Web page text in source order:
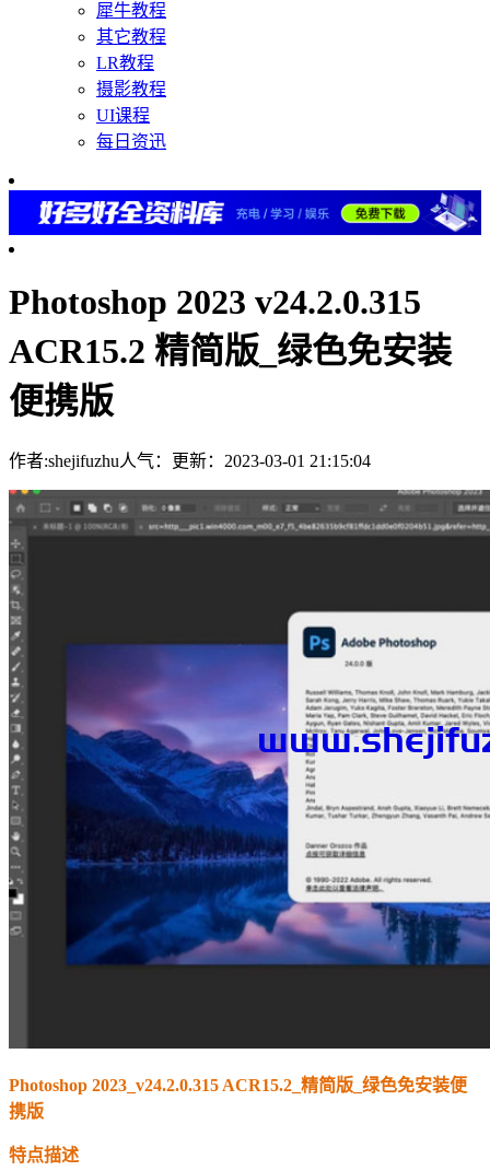
犀牛教程
其它教程
LR教程
摄影教程
UI课程
每日资迅
Photoshop 2023 v24.2.0.315
ACR15.2 精简版_绿色免安装
便携版
作者:shejifuzhu人气： 更新：2023-03-01 21:15:04
Photoshop 2023_v24.2.0.315 ACR15.2_精简版_绿色免安装便
携版
特点描述